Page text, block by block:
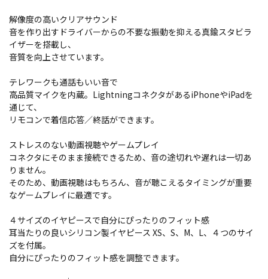
解像度の高いクリアサウンド
音を作り出すドライバーからの不要な振動を抑える真鍮スタビラ
イザーを搭載し、
音質を向上させています。
テレワークも通話もいい音で
高品質マイクを内蔵。LightningコネクタがあるiPhoneやiPadを
通じて、
リモコンで着信応答／終話ができます。
ストレスのない動画視聴やゲームプレイ
コネクタにそのまま接続できるため、音の途切れや遅れは一切あ
りません。
そのため、動画視聴はもちろん、音が聴こえるタイミングが重要
なゲームプレイに最適です。
４サイズのイヤピースで自分にぴったりのフィット感
耳当たりの良いシリコン製イヤピース XS、S、M、L、４つのサイ
ズを付属。
自分にぴったりのフィット感を調整できます。